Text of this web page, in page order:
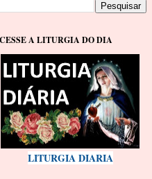
A LITURGIA DO DIA
LITURGIA DIARIA